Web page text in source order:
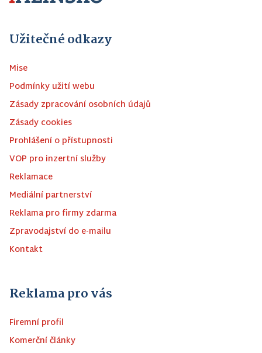
Užitečné odkazy
Mise
Podmínky užití webu
Zásady zpracování osobních údajů
Zásady cookies
Prohlášení o přístupnosti
VOP pro inzertní služby
Reklamace
Mediální partnerství
Reklama pro firmy zdarma
Zpravodajství do e-mailu
Kontakt
Reklama pro vás
Firemní profil
Komerční články